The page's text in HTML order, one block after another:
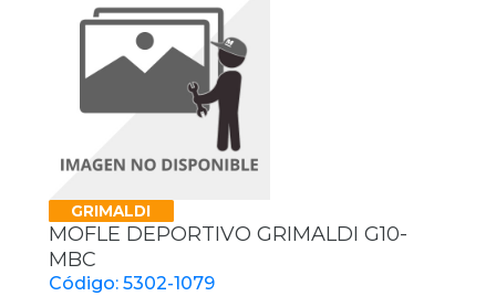
GRIMALDI
MOFLE DEPORTIVO GRIMALDI G10-
MBC
Código: 5302-1079